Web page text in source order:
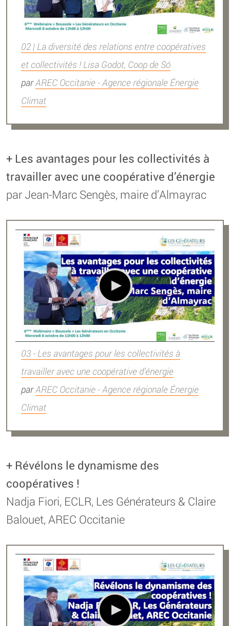
02 | La diversité des relations entre coopératives
et collectivités ! Lisa Godot, Coop de Só
parAREC Occitanie - Agence régionale Énergie
Climat
+ Les avantages pour les collectivités à
travailler avec une coopérative d’énergie
par Jean-Marc Sengès, maire d’Almayrac
03 - Les avantages pour les collectivités à
travailler avec une coopérative d’énergie
parAREC Occitanie - Agence régionale Énergie
Climat
+ Révélons le dynamisme des
coopératives !
Nadja Fiori, ECLR, Les Générateurs & Claire
Balouet, AREC Occitanie